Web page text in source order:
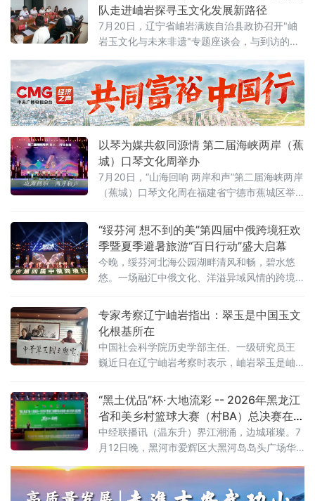
家级非遗资源，探索中华优秀传统文化创造性
转化与
队走进岫岩探寻玉文化发展新路径
7月20日，辽宁省岫岩满族自治县政协召开"岫
岩玉文化与未来非遗"专题座谈会，与到访的上
量发展路径。县政协主席孔华、副主席刘丹峰
出席会议并讲话。座谈会上，与会人员共同观
看了上海大学调研团队在岫岩实地走访、采样
记录的专题视频。孔华向调研团队赠送《岫岩
供本地史料支撑。孔华表示，岫岩玉历史悠
以琴为媒共叙同源情 第二届海峡两岸（蕉
城）口琴文化周举办
7月20日，“山海回响 两岸和声”第二届海峡两岸
（蕉城）口琴文化周在福建省宁德市蕉城区举
表齐聚一堂，以琴为媒、以乐会友，共叙两岸
同根同源的文化深情。
“绥芬河 想不到的美”第四届中俄跨境狂欢
季暨夏季避暑旅游“百日行动”盛大启幕
今晚，绥芬河北海公园湖畔清风和畅，碧水悠
悠。一场融汇中俄文化、洋溢异域风情的跨境
到的美”第四届中俄跨境狂欢季暨夏季避暑旅
游“百日行动”的大幕。
专家考察辽宁岫岩指出：翠玉是中国玉文
化根基所在
中国社会科学院历史学部主任、一级研究员王
巍近日在辽宁岫岩考察时表示，岫岩翠玉是岫
的重要根基，研究、开发、发展翠玉是当代人
的重要责任。 王巍此行参观了位于岫岩的“中国
萬客来玉博园”。该园区集中国玉石博物馆、中
国翠玉产业展览馆、中国翠玉艺术馆等文化载
体于一体，以天然宝玉石精品展示为核心，融
合宝玉石装饰家居体验与工厂化休闲旅游，
“黑土优品”杯·大地流彩 -- 2026年黑龙江
省和美乡村篮球大赛（村BA）总决赛在边
城爱辉盛大开幕
中经联播讯（温东升）界江潮涌，边城璀璨。7
月12日晚，黑河市爱辉区大黑河岛岛头广场华
——2026年黑龙江省和美乡村篮球大赛（村
BA）总决赛在此隆重开幕。来自全省13个市